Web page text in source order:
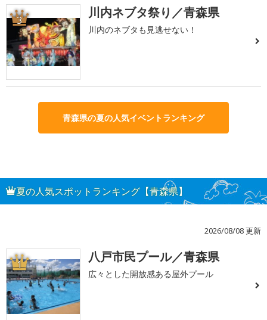
3 川内ネブタ祭り／青森県
川内のネブタも見逃せない！
青森県の夏の人気イベントランキング
夏の人気スポットランキング【青森県】
2026/08/08 更新
1 八戸市民プール／青森県
広々とした開放感ある屋外プール